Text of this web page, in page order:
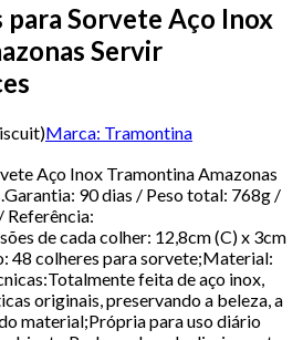
Sorvete Aço Inox
Servir
)Marca: Tramontina
Aço Inox Tramontina Amazonas
90 dias / Peso total: 768g /
Referência:
de cada colher: 12,8cm (C) x 3cm
48 colheres para sorvete;Material:
feita de aço inox,
originais, preservando a beleza, a
material;Própria para uso diário